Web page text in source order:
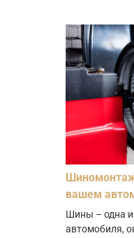
вашем
Шины – одна
автомобиля,